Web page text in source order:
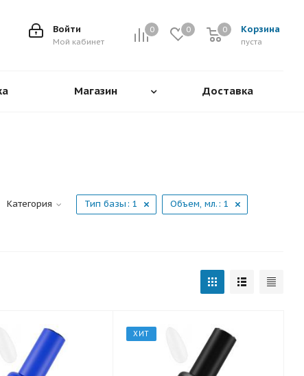
0 0 Корзина
0
пуста
0
Войти
Мой кабинет
Магазин Доставка
Категория Тип базы: 1 Объем, мл.: 1
ХИТ